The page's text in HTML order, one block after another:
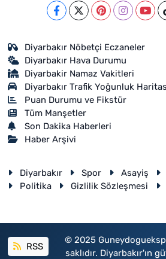
Diyarbakır Nöbetçi Eczaneler
Diyarbakır Hava Durumu
Diyarbakir Namaz Vakitleri
Diyarbakır Trafik Yoğunluk
Puan Durumu ve Fikstür
Tüm Manşetler
Son Dakika Haberleri
Haber Arşivi
Diyarbakır Spor Asayiş
Politika
Gizlilik Sözleşmesi
RSS
© 2025
saklıdır. Diyarbakır'ın